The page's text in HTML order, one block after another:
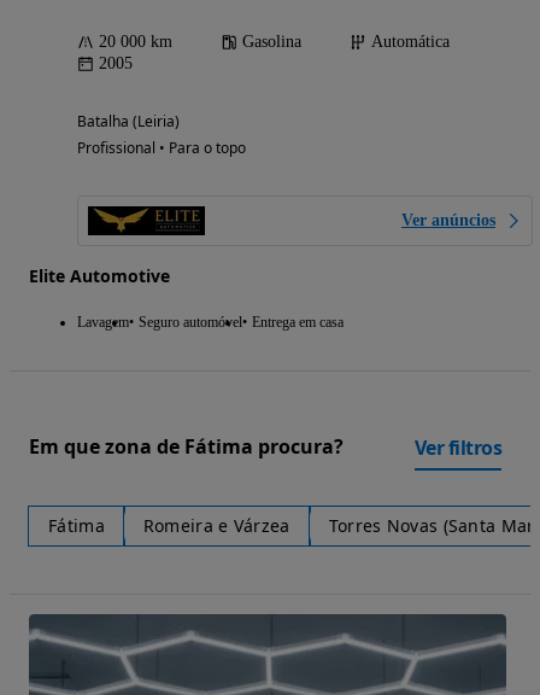
20 000 km Gasolina
Automática
2005
Batalha (Leiria)
Profissional • Para o topo
Ver anúncios
Elite Automotive
Lavagem Seguro automóvel Entrega em casa
Em que zona de Fátima procura? Ver filtros
Fátima Romeira e Várzea Torres Novas (Santa